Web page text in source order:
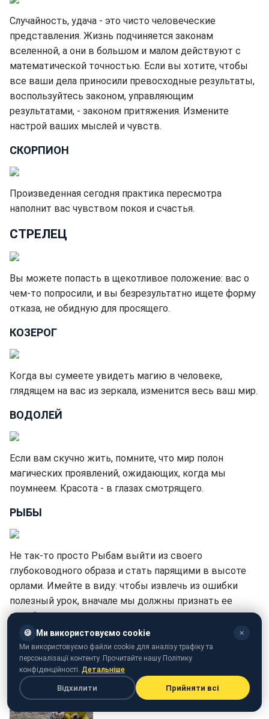
Случайность, удача - это чисто человеческие
представления. Жизнь подчиняется законам
вселенной, а они в большом и малом действуют с
математической точностью. Если вы хотите, чтобы
все ваши дела приносили превосходные результаты,
воспользуйтесь законом, управляющим
результатами, - законом притяжения. Измените
настрой ваших мыслей и чувств.
СКОРПИОН
Произведенная сегодня практика пересмотра
наполнит вас чувством покоя и счастья.
СТРЕЛЕЦ
Вы можете попасть в щекотливое положение: вас о
чем-то попросили, и вы безрезультатно ищете форму
отказа, не обидную для просящего.
КОЗЕРОГ
Когда вы сумеете увидеть магию в человеке,
глядящем на вас из зеркала, изменится весь ваш мир.
ВОДОЛЕЙ
Если вам скучно жить, помните, что мир полон
магических проявлений, ожидающих, когда мы
поумнеем. Красота - в глазах смотрящего.
РЫБЫ
Не так-то просто Рыбам выйти из своего
глубоководного образа и стать парящими в высоте
орлами. Имейте в виду: чтобы извлечь из ошибки
полезный урок, вначале мы должны признать ее
своей.
🍪 Ми використовуємо cookie ✕
Ми використовуємо файли cookie для аналізу трафіку та
персоналізації контенту. Прочитайте нашу Політику
конфіденційності. Детальніше
Відхилити Прийняти всі